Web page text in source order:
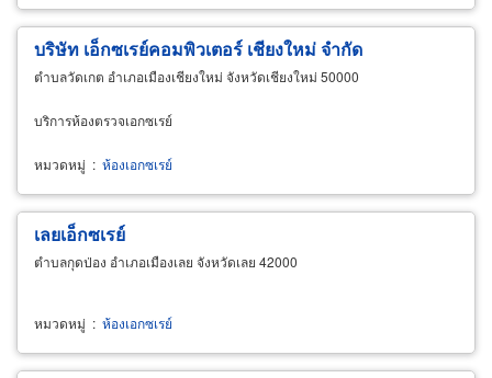
บริษัท เอ็กซเรย์คอมพิวเตอร์ เชียงใหม่ จำกัด
ตำบลวัดเกต อำเภอเมืองเชียงใหม่ จังหวัดเชียงใหม่ 50000
บริการห้องตรวจเอกซเรย์
หมวดหมู่ : ห้องเอกซเรย์
เลยเอ็กซเรย์
ตำบลกุดป่อง อำเภอเมืองเลย จังหวัดเลย 42000
หมวดหมู่ : ห้องเอกซเรย์